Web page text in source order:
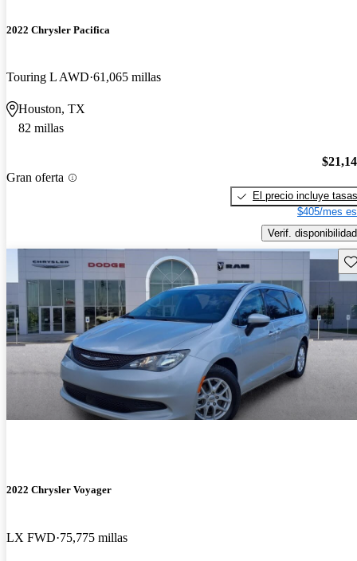
2022 Chrysler Pacifica
Touring L AWD 61,065 millas
Houston, TX
82 millas
Gran oferta
El precio incluye tasas
$405/mes
Verif. disponibilidad
2022 Chrysler Voyager
LX FWD 75,775 millas